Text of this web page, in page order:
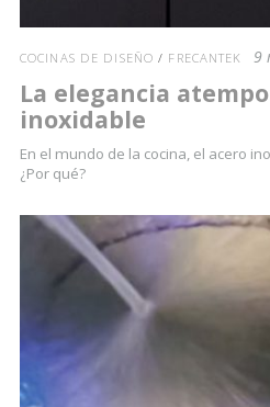
COCINAS DE DISEÑO / FRECANTEK 9
La elegancia
inoxidable
En el mundo de la cocina, el acero
¿Por qué?